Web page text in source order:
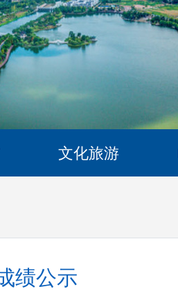
文化旅游
绩公示